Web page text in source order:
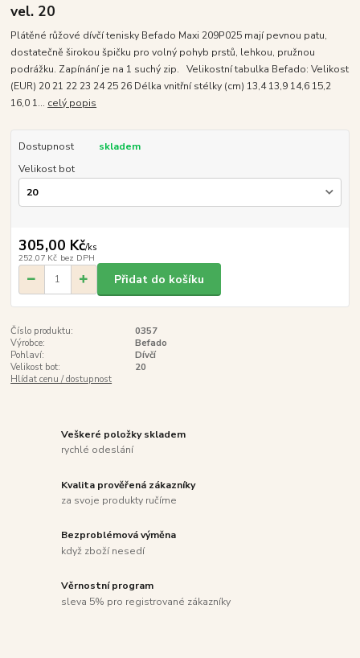
vel. 20
Plátěné růžové dívčí tenisky Befado Maxi 209P025 mají pevnou patu,
dostatečně širokou špičku pro volný pohyb prstů, lehkou, pružnou
podrážku. Zapínání je na 1 suchý zip. Velikostní tabulka Befado: Velikost
(EUR) 20 21 22 23 24 25 26 Délka vnitřní stélky (cm) 13,4 13,9 14,6 15,2
16,0 1... celý popis
Dostupnost
skladem
Velikost bot
305,00 Kč/ks
252,07 Kč bez DPH
Přidat do košíku
Číslo produktu:
0357
Výrobce:
Befado
Pohlaví:
Dívčí
Velikost bot:
20
Hlídat cenu / dostupnost
Veškeré položky skladem
rychlé odeslání
Kvalita prověřená zákazníky
za svoje produkty ručíme
Bezproblémová výměna
když zboží nesedí
Věrnostní program
sleva 5% pro registrované zákazníky